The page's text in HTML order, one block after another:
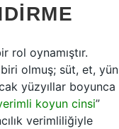
rol oynamıştır.
olmuş; süt, et, yün
yüzyıllar boyunca
koyun cinsi”
verimliliğiyle